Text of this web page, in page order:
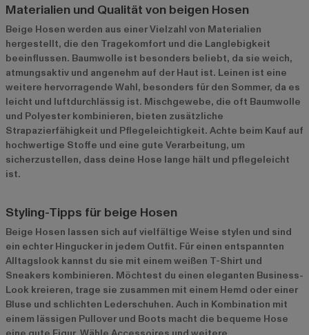
Materialien und Qualität von beigen Hosen
Beige Hosen werden aus einer Vielzahl von Materialien
hergestellt, die den Tragekomfort und die Langlebigkeit
beeinflussen. Baumwolle ist besonders beliebt, da sie weich,
atmungsaktiv und angenehm auf der Haut ist. Leinen ist eine
weitere hervorragende Wahl, besonders für den Sommer, da es
leicht und luftdurchlässig ist. Mischgewebe, die oft Baumwolle
und Polyester kombinieren, bieten zusätzliche
Strapazierfähigkeit und Pflegeleichtigkeit. Achte beim Kauf auf
hochwertige Stoffe und eine gute Verarbeitung, um
sicherzustellen, dass deine Hose lange hält und pflegeleicht
ist.
Styling-Tipps für beige Hosen
Beige Hosen lassen sich auf vielfältige Weise stylen und sind
ein echter Hingucker in jedem Outfit. Für einen entspannten
Alltagslook kannst du sie mit einem weißen T-Shirt und
Sneakers kombinieren. Möchtest du einen eleganten Business-
Look kreieren, trage sie zusammen mit einem Hemd oder einer
Bluse und schlichten Lederschuhen. Auch in Kombination mit
einem lässigen Pullover und Boots macht die bequeme Hose